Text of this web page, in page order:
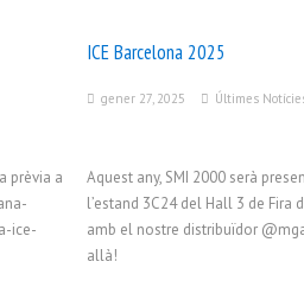
prèvia a
ice-
ICE Barcelona 2025
gener 27, 2025 Últimes
Aquest any, SMI 2000 serà
l’estand 3C24 del Hall 3 de Fira
amb el nostre distribuïdor
allà!